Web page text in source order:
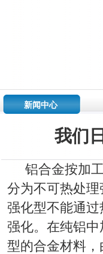
新闻中心
我们
铝合金按加
分为不可热处
强化型不能通
强化。在纯铝
型的合金材料